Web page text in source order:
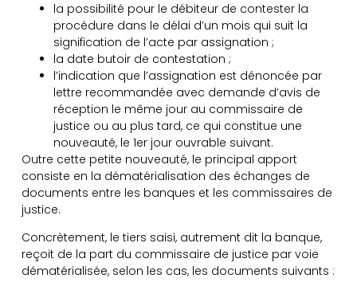
la possibilité pour le débiteur de contester la
procédure dans le délai d’un mois qui suit la
signification de l’acte par assignation ;
la date butoir de contestation ;
l’indication que l’assignation est dénoncée par
lettre recommandée avec demande d’avis de
réception le même jour au commissaire de
justice ou au plus tard, ce qui constitue une
nouveauté, le 1er jour ouvrable suivant.
Outre cette petite nouveauté, le principal apport
consiste en la dématérialisation des échanges de
documents entre les banques et les commissaires de
justice.
Concrètement, le tiers saisi, autrement dit la banque,
reçoit de la part du commissaire de justice par voie
dématérialisée, selon les cas, les documents suivants :